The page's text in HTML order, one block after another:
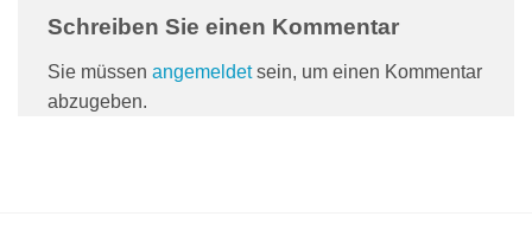
Schreiben Sie einen Kommentar
Sie müssen angemeldetsein, um einen Kommentar
abzugeben.